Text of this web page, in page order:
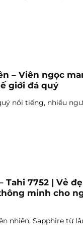
– Viên ngọc
giới đá quý
nổi tiếng, nhiều
Tahi 7752 | Vẻ
minh cho
nhiên, Sapphire từ